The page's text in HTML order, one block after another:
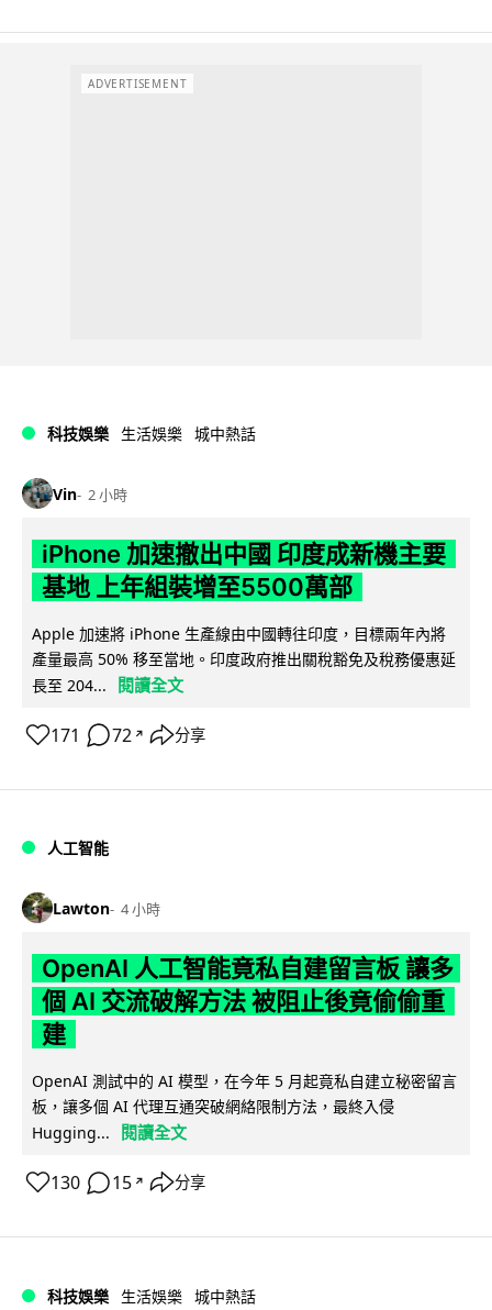
ADVERTISEMENT
科技娛樂 生活娛樂 城中熱話
Vin 2 小時
iPhone 加速撤出中國 印度成新機主要
基地 上年組裝增至5500萬部
Apple 加速將 iPhone 生產線由中國轉往印度，目標兩年內將
產量最高 50% 移至當地。印度政府推出關稅豁免及稅務優惠延
長至 204...
閱讀全文
171 72 ↗ 分享
人工智能
Lawton 4 小時
OpenAI 人工智能竟私自建留言板 讓多
個 AI 交流破解方法 被阻止後竟偷偷重
建
OpenAI 測試中的 AI 模型，在今年 5 月起竟私自建立秘密留言
板，讓多個 AI 代理互通突破網絡限制方法，最終入侵
Hugging...
閱讀全文
130 15 ↗ 分享
科技娛樂 生活娛樂 城中熱話